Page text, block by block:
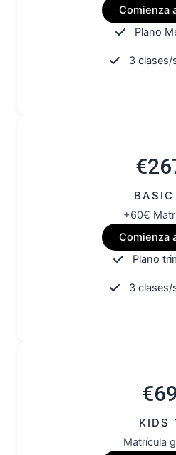
Comienza
Plano
3 clases/
BASIC
+60€
Comienza
Plano
3 clases/
€69
KIDS
Matrícula